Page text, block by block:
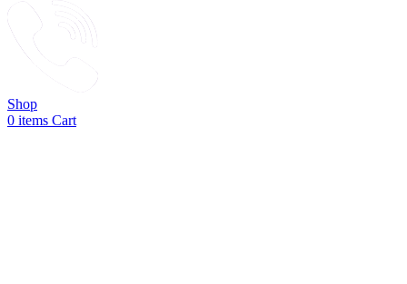
Shop
0 items Cart